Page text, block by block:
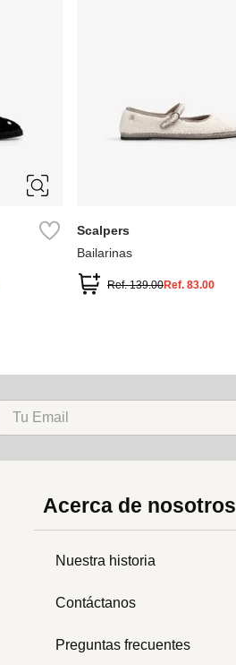
Scalpers
Bailarinas
Ref.139.00Ref. 83.00
Acerca de nosotros
Nuestra historia
Contáctanos
Preguntas frecuentes